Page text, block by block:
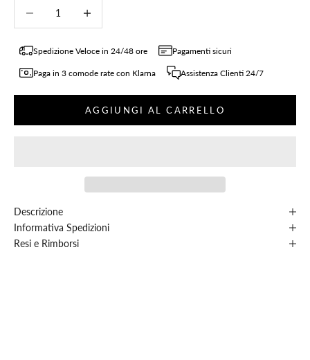
Spedizione Veloce in 24/48 ore Pagamenti sicuri
Paga in 3 comode rate con Klarna Assistenza Clienti 24/7
AGGIUNGI AL CARRELLO
Descrizione
Informativa Spedizioni
Resi e Rimborsi